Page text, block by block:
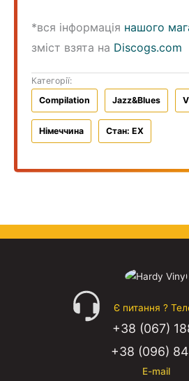
*вся інформація нашого
зміст взята на Discogs.com
Категорії:
Compilation
Jazz&Blues
Німеччина Стан: EX
Є питання ?
+38 (067)
+38 (096)
E-mail